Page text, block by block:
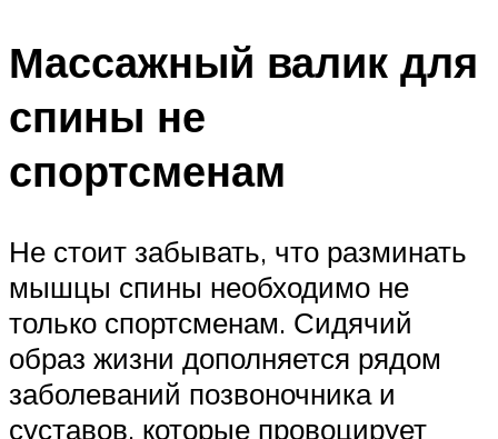
Массажный валик для
спины не
спортсменам
Не стоит забывать, что разминать
мышцы спины необходимо не
только спортсменам. Сидячий
образ жизни дополняется рядом
заболеваний позвоночника и
суставов, которые провоцирует